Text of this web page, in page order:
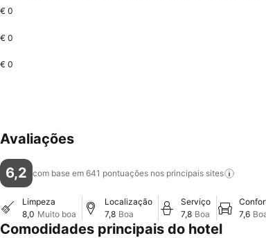
€ 0
€ 0
€ 0
Avaliações
6,2 com base em 641 pontuações nos principais sites
Limpeza
8,0 Muito boa
Localização
7,8 Boa
Serviço
7,8 Boa
7,6
Comodidades principais do hotel